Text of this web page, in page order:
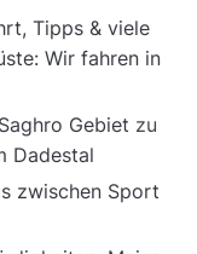
Tipps & viele
Wir fahren in
Gebiet zu
Dadestal
zwischen Sport